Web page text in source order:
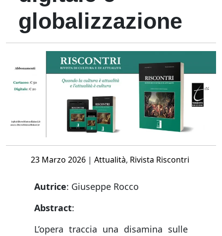
globalizzazione
Posted
23 Marzo 2026 | Attualità, Rivista Riscontri
Autrice: Giuseppe Rocco
Abstract:
L’opera traccia una disamina sulle